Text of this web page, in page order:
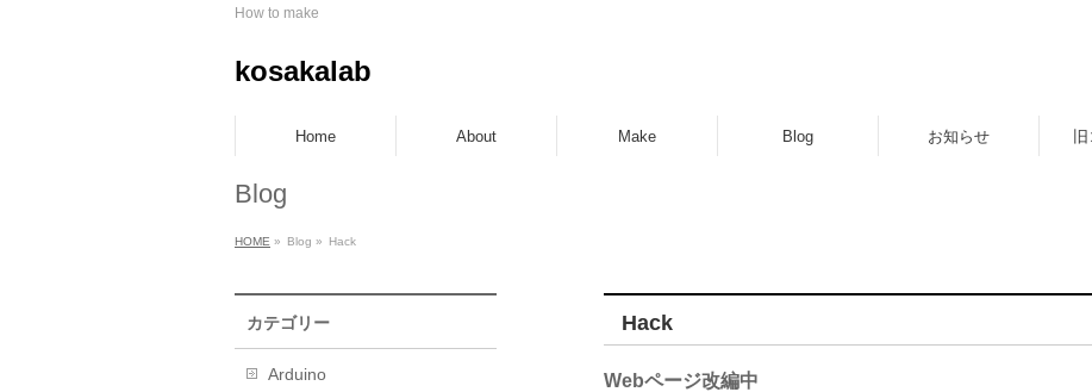
How to make
kosakalab
Home About Make Blog お知らせ
Blog
HOME » Blog » Hack
Hack
Webページ改編中
カテゴリー
Arduino